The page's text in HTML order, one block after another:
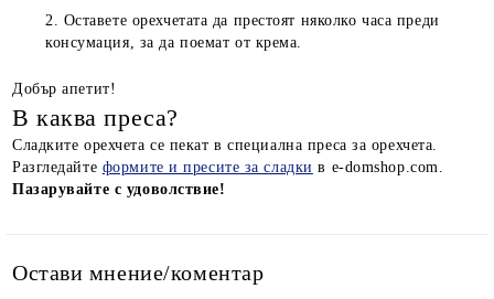
Оставете орехчетата да престоят няколко часа преди
консумация, за да поемат от крема.
Добър апетит!
В каква преса?
Сладките орехчета се пекат в специална преса за орехчета.
Разгледайте формите и пресите за сладки в e-domshop.com.
Пазарувайте с удоволствие!
Остави мнение/коментар